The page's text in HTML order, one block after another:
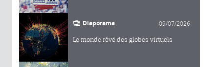
Diaporama 09/07/2026
Le monde rêvé des globes virtuels